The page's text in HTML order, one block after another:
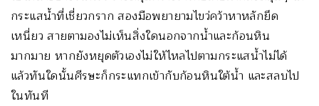
กระแสน้ำที่เชี่ยวกราก สองมือพยายามไขว่คว้าหาหลักยึด
เหนี่ยว สายตามองไม่เห็นสิ่งใดนอกจากน้ำและก้อนหิน
มากมาย หากยังหยุดตัวเองไม่ให้ไหลไปตามกระแสน้ำไม่ได้
แล้วทันใดนั้นศีรษะก็กระแทกเข้ากับก้อนหินใต้น้ำ และสลบไป
ในทันที